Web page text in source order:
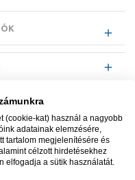
(cookie-kat) használ a nagyobb
adatainak elemzésére,
tartalom megjelenítésére és
célzott hirdetésekhez
elfogadja a sütik használatát.